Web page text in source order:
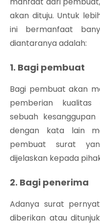
akan dituju. Untuk
ini bermanfaat
diantaranya adalah:
1. Bagi pembuat
Bagi pembuat akan
pemberian
sebuah
dengan kata lain
pembuat surat
dijelaskan kepada
2. Bagi penerima
Adanya surat
diberikan atau